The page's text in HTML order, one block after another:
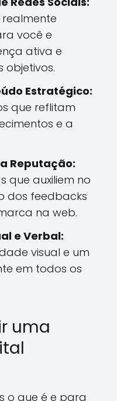
realmente
você e
ativa e
objetivos.
Estratégico:
que reflitam
e a
Reputação:
que auxiliem no
dos feedbacks
na web.
e Verbal:
visual e um
em todos os
uma
o que é e para